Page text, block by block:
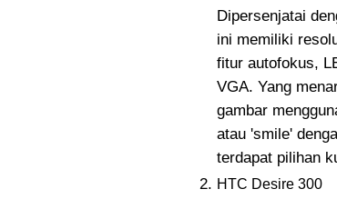
Dipersenjatai
ini memiliki
fitur autofokus,
VGA. Yang
gambar
atau 'smile'
terdapat pilihan
HTC Desire 300